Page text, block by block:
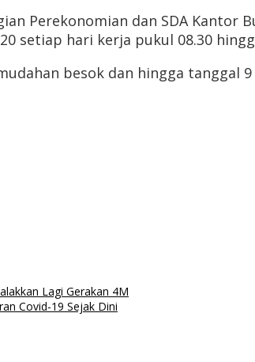
Perekonomian dan SDA Kantor
setiap hari kerja pukul 08.30
besok dan hingga tanggal
Lagi Gerakan 4M
Covid-19 Sejak Dini